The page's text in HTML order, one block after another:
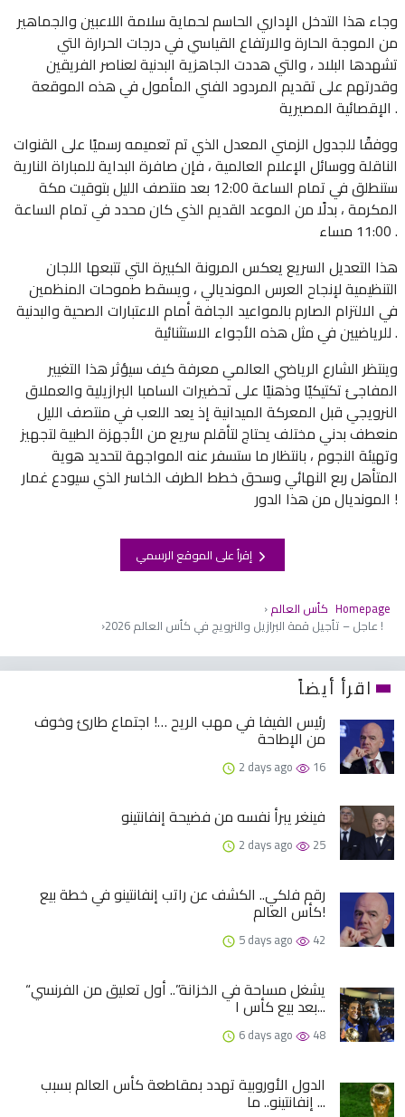
وجاء هذا التدخل الإداري الحاسم لحماية سلامة اللاعبين والجماهير
من الموجة الحارة والارتفاع القياسي في درجات الحرارة التي
تشهدها البلاد ، والتي هددت الجاهزية البدنية لعناصر الفريقين
وقدرتهم على تقديم المردود الفني المأمول في هذه الموقعة
الإقصائية المصيرية .
ووفقًا للجدول الزمني المعدل الذي تم تعميمه رسميًا على القنوات
الناقلة ووسائل الإعلام العالمية ، فإن صافرة البداية للمباراة النارية
ستنطلق في تمام الساعة 12:00 بعد منتصف الليل بتوقيت مكة
المكرمة ، بدلًا من الموعد القديم الذي كان محدد في تمام الساعة
11:00 مساء .
هذا التعديل السريع يعكس المرونة الكبيرة التي تتبعها اللجان
التنظيمية لإنجاح العرس المونديالي ، ويسقط طموحات المنظمين
في الالتزام الصارم بالمواعيد الجافة أمام الاعتبارات الصحية والبدنية
للرياضيين في مثل هذه الأجواء الاستثنائية .
وينتظر الشارع الرياضي العالمي معرفة كيف سيؤثر هذا التغيير
المفاجئ تكتيكيًا وذهنيًا على تحضيرات السامبا البرازيلية والعملاق
النرويجي قبل المعركة الميدانية إذ يعد اللعب في منتصف الليل
منعطف بدني مختلف يحتاج لتأقلم سريع من الأجهزة الطبية لتجهيز
وتهيئة النجوم ، بانتظار ما ستسفر عنه المواجهة لتحديد هوية
المتأهل ربع النهائي وسحق خطط الطرف الخاسر الذي سيودع غمار
المونديال من هذا الدور !
Homepage كأس ​​العالم
عاجل – تأجيل قمة البرازيل والنرويج في كأس العالم 2026 !
اقرأ أيضاً
رئيس الفيفا في مهب الريح …! اجتماع طارئ وخوف
من الإطاحة
2 days ago 16
فينغر يبرأ نفسه من فضيحة إنفانتينو
2 days ago 25
رقم فلكي.. الكشف عن راتب إنفانتينو في خطة بيع
كأس العالم!
5 days ago 42
“يشغل مساحة في الخزانة”.. أول تعليق من الفرنسي
بعد بيع كأس ا...
6 days ago 48
الدول الأوروبية تهدد بمقاطعة كأس العالم بسبب
إنفانتينو.. ما ...